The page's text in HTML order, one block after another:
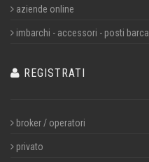
aziende online
imbarchi - accessori - posti barca
REGISTRATI
broker / operatori
privato